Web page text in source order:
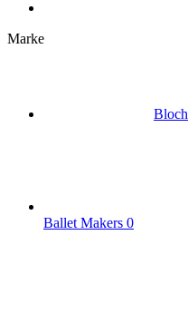
Marke
Bloch
Ballet Makers 0